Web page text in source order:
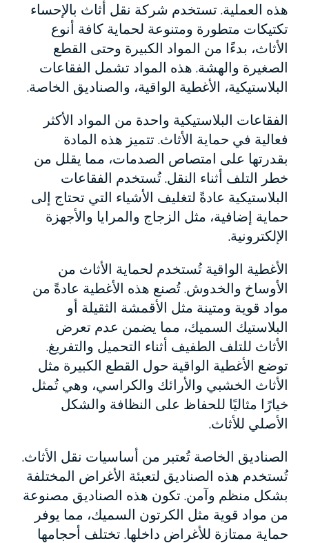
هذه العملية. تستخدم شركة نقل أثاث بالإحساء
تكتيكات متطورة ومتنوعة لحماية كافة أنوع
الأثاث، بدءًا من المواد الكبيرة وحتى القطع
الصغيرة والهشة. هذه المواد تشمل الفقاعات
البلاستيكية، الأغطية الواقية، والصناديق الخاصة.
الفقاعات البلاستيكية واحدة من المواد الأكثر
فعالية في حماية الأثاث. تتميز هذه المادة
بقدرتها على امتصاص الصدمات، مما يقلل من
خطر التلف أثناء النقل. تُستخدم الفقاعات
البلاستيكية عادةً لتغليف الأشياء التي تحتاج إلى
حماية إضافية، مثل الزجاج والمرايا والأجهزة
الإلكترونية.
الأغطية الواقية تُستخدم لحماية الأثاث من
الأوساخ والخدوش. تُصنع هذه الأغطية عادةً من
مواد قوية ومتينة مثل الأقمشة الثقيلة أو
البلاستيك السميك، مما يضمن عدم تعرض
الأثاث للتلف الطفيف أثناء التحميل والتفريغ.
توضع الأغطية الواقية حول القطع الكبيرة مثل
الأثاث الخشبي والأرائك والكراسي، وهي تُمثل
خيارًا مثاليًا للحفاظ على النظافة والشكل
الأصلي للأثاث.
الصناديق الخاصة تُعتبر من أساسيات نقل الأثاث.
تُستخدم هذه الصناديق لتعبئة الأغراض المختلفة
بشكل منظم وآمن. تكون هذه الصناديق مصنوعة
من مواد قوية مثل الكرتون السميك، مما يوفر
حماية ممتازة للأغراض داخلها. تختلف أحجامها